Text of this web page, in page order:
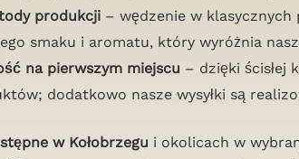
produkcji – wędzenie w
smaku i aromatu, który wyróżnia
na pierwszym miejscu – dzięki ścisłej
dodatkowo nasze wysyłki są
w Kołobrzegu i okolicach w